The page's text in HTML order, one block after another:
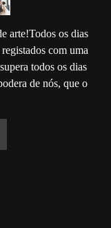
arte!Todos os dias
com uma
todos os dias
de nós, que o